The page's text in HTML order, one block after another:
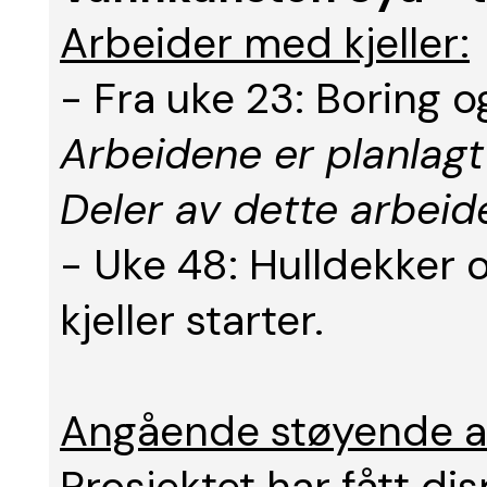
Arbeider med kjeller:
- Fra uke 23: Boring
Arbeidene er
Deler av dette
- Uke 48: Hulldekker
kjeller starter.
Angående støyende